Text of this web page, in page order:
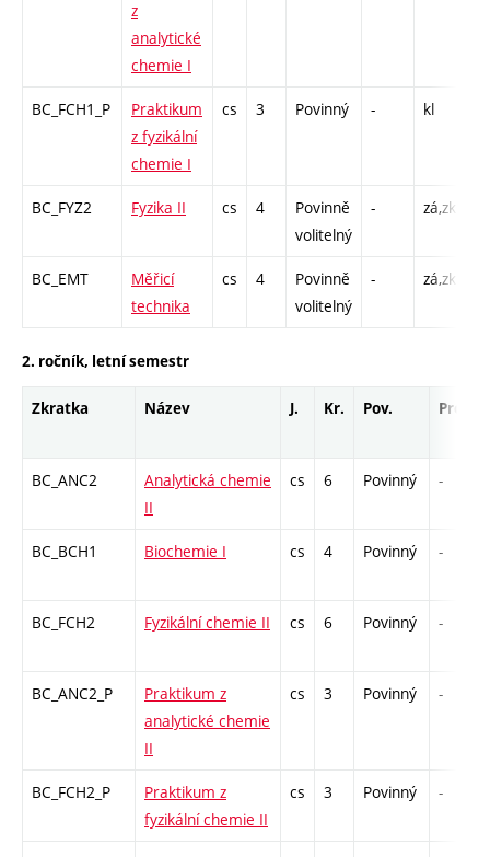
z
analytické
chemie I
BC_FCH1_P
Praktikum
z fyzikální
chemie I
cs 3 Povinný - kl
BC_FYZ2 Fyzika II cs 4
Povinně
volitelný
- zá,zk
BC_EMT
Měřicí
technika
cs 4
Povinně
volitelný
- zá,zk
2. ročník, letní semestr
Zkratka Název J. Kr. Pov. Prof.
BC_ANC2
Analytická chemie
II
cs 6 Povinný -
BC_BCH1 Biochemie I cs 4 Povinný -
BC_FCH2 Fyzikální chemie II cs 6 Povinný -
BC_ANC2_P
Praktikum z
analytické chemie
II
cs 3 Povinný -
BC_FCH2_P
Praktikum z
fyzikální chemie II
cs 3 Povinný -